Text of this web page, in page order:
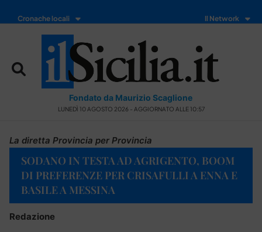
Cronache locali Il Network
Fondato da Maurizio Scaglione
LUNEDÌ 10 AGOSTO 2026 - AGGIORNATO ALLE 10:57
La diretta Provincia per Provincia
SODANO IN TESTA AD AGRIGENTO, BOOM
DI PREFERENZE PER CRISAFULLI A ENNA E
BASILE A MESSINA
Redazione